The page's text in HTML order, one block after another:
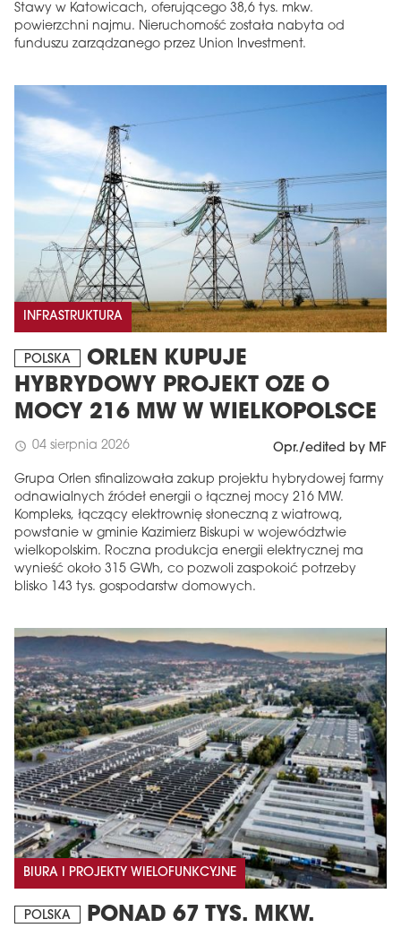
Stawy w Katowicach, oferującego 38,6 tys. mkw.
powierzchni najmu. Nieruchomość została nabyta od
funduszu zarządzanego przez Union Investment.
INFRASTRUKTURA
POLSKA
ORLEN KUPUJE
HYBRYDOWY PROJEKT OZE O
MOCY 216 MW W WIELKOPOLSCE
schedule 04 sierpnia 2026 Opr./edited by MF
Grupa Orlen sfinalizowała zakup projektu hybrydowej farmy
odnawialnych źródeł energii o łącznej mocy 216 MW.
Kompleks, łączący elektrownię słoneczną z wiatrową,
powstanie w gminie Kazimierz Biskupi w województwie
wielkopolskim. Roczna produkcja energii elektrycznej ma
wynieść około 315 GWh, co pozwoli zaspokoić potrzeby
blisko 143 tys. gospodarstw domowych.
BIURA I PROJEKTY WIELOFUNKCYJNE
POLSKA
PONAD 67 TYS. MKW.